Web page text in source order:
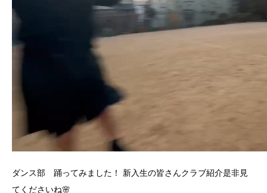
ダンス部 踊ってみました！ 新入生の皆さんクラブ紹介是非見
てくださいね🌸